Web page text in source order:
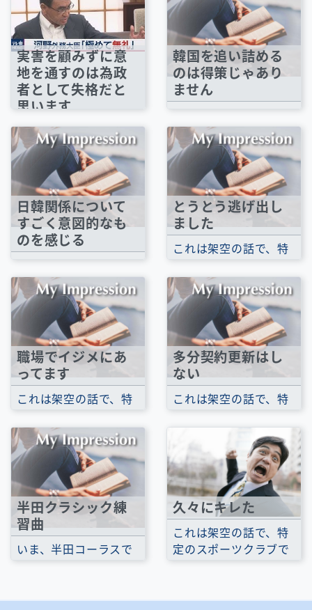
実害を顧みずに意
地を通すのは為政
者として失格だと
思います
どうみても『水かけ
論』としか思えない。
Youtube『テレ東ニュ
ース：河野外務大臣...
韓国を追い詰める
のは得策じゃあり
ません
なりその手の記事を目
にすることが増えまし
た。国内の記事、...
日韓関係について
すごく意図的なも
のを感じる
だとあちらこちらで聞
きます。だけどそれが
意図的に感じてし...
とうとう逃げ出し
ました
これは架空の話で、特
の話ではありません。
これまでさんざん...
職場でイジメにあ
ってます
これは架空の話で、特
の話ではありません。
1月13日の日曜日...
多分契約更新はし
ない
これは架空の話で、特
の話ではありません。
チーフが辞めて...
半田クラシック練
習曲
いま、半田コーラスで
エム ＊BA CHOIR ...
久々にキレた
これは架空の話で、特
定のスポーツクラブで